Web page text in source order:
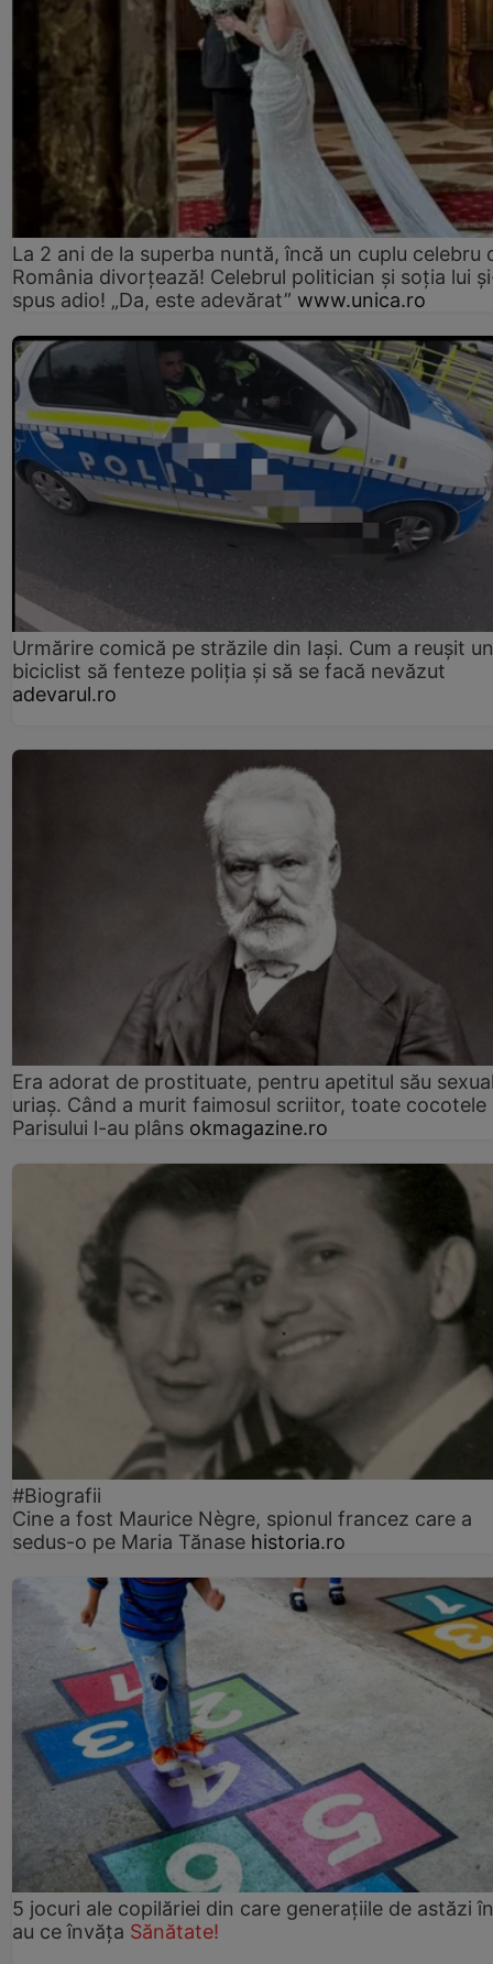
La 2 ani de la superba nuntă, încă un cuplu celebru
România divorțează! Celebrul politician și soția lui
spus adio! „Da, este adevărat” www.unica.ro
Urmărire comică pe străzile din Iași. Cum a reușit un
biciclist să fenteze poliția și să se facă nevăzut
adevarul.ro
Era adorat de prostituate, pentru apetitul său
uriaș. Când a murit faimosul scriitor, toate cocotele
Parisului l-au plâns okmagazine.ro
#Biografii
Cine a fost Maurice Nègre, spionul francez care a
sedus-o pe Maria Tănase historia.ro
5 jocuri ale copilăriei din care generațiile de astăzi
au ce învăța Sănătate!